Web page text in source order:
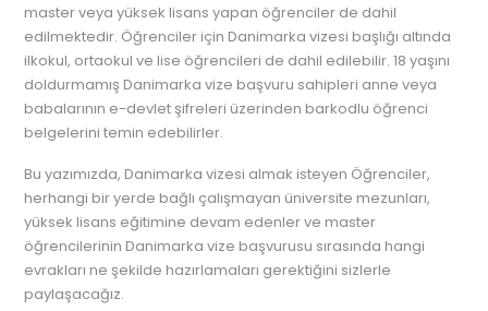
master veya yüksek lisans yapan öğrenciler de dahil
edilmektedir. Öğrenciler için Danimarka vizesi başlığı altında
ilkokul, ortaokul ve lise öğrencileri de dahil edilebilir. 18 yaşını
doldurmamış Danimarka vize başvuru sahipleri anne veya
babalarının e-devlet şifreleri üzerinden barkodlu öğrenci
belgelerini temin edebilirler.
Bu yazımızda, Danimarka vizesi almak isteyen Öğrenciler,
herhangi bir yerde bağlı çalışmayan üniversite mezunları,
yüksek lisans eğitimine devam edenler ve master
öğrencilerinin Danimarka vize başvurusu sırasında hangi
evrakları ne şekilde hazırlamaları gerektiğini sizlerle
paylaşacağız.